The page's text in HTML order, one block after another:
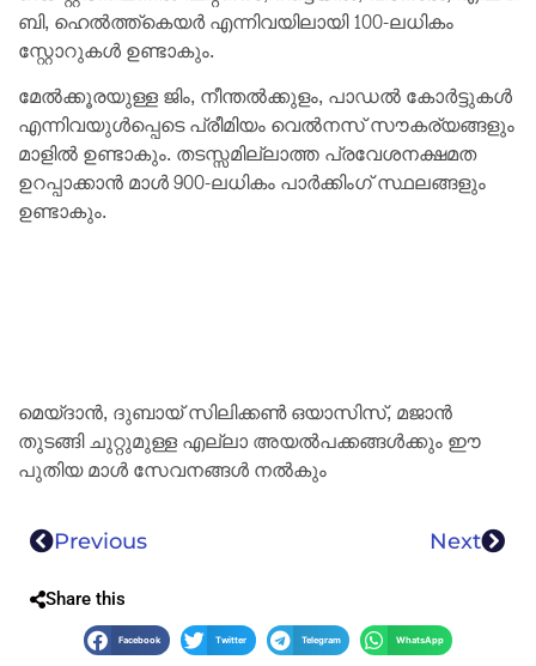
ബി, ഹെൽത്ത്കെയർ എന്നിവയിലായി 100-ലധികം
സ്റ്റോറുകൾ ഉണ്ടാകും.
മേൽക്കൂരയുള്ള ജിം, നീന്തൽക്കുളം, പാഡൽ കോർട്ടുകൾ
എന്നിവയുൾപ്പെടെ പ്രീമിയം വെൽനസ് സൗകര്യങ്ങളും
മാളിൽ ഉണ്ടാകും. തടസ്സമില്ലാത്ത പ്രവേശനക്ഷമത
ഉറപ്പാക്കാൻ മാൾ 900-ലധികം പാർക്കിംഗ് സ്ഥലങ്ങളും
ഉണ്ടാകും.
മെയ്‌ദാൻ, ദുബായ് സിലിക്കൺ ഒയാസിസ്, മജാൻ
തുടങ്ങി ചുറ്റുമുള്ള എല്ലാ അയൽപക്കങ്ങൾക്കും ഈ
പുതിയ മാൾ സേവനങ്ങൾ നൽകും
Previous Next
Share this
Facebook Twitter Telegram WhatsApp